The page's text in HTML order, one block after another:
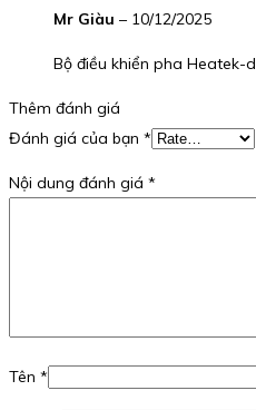
Mr Giàu – 10/12/2025
Bộ điều khiển pha Heatek-
Thêm đánh giá
Đánh giá của bạn *
Nội dung đánh giá *
Tên *